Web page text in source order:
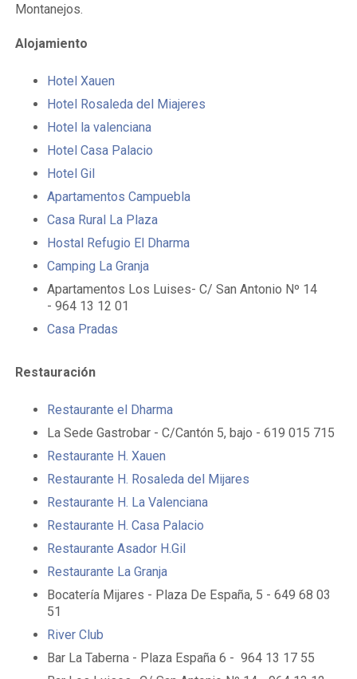
Montanejos.
Alojamiento
Hotel Xauen
Hotel Rosaleda del Miajeres
Hotel la valenciana
Hotel Casa Palacio
Hotel Gil
Apartamentos Campuebla
Casa Rural La Plaza
Hostal Refugio El Dharma
Camping La Granja
Apartamentos Los Luises- C/ San Antonio Nº 14
- 964 13 12 01
Casa Pradas
Restauración
Restaurante el Dharma
La Sede Gastrobar - C/Cantón 5, bajo - 619 015 715
Restaurante H. Xauen
Restaurante H. Rosaleda del Mijares
Restaurante H. La Valenciana
Restaurante H. Casa Palacio
Restaurante Asador H.Gil
Restaurante La Granja
Bocatería Mijares - Plaza De España, 5 - 649 68 03
51
River Club
Bar La Taberna - Plaza España 6 - 964 13 17 55